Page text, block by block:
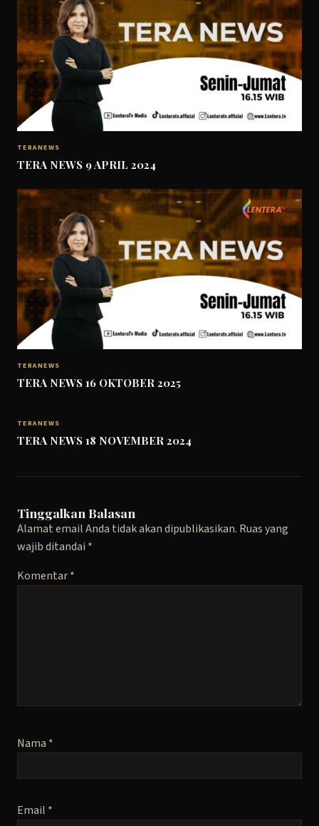
TERANEWS
TERA NEWS 9 APRIL 2024
TERANEWS
TERA NEWS 16 OKTOBER 2025
TERANEWS
TERA NEWS 18 NOVEMBER 2024
Tinggalkan Balasan
Alamat email Anda tidak akan dipublikasikan. Ruas yang
wajib ditandai *
Komentar*
Nama *
Email *